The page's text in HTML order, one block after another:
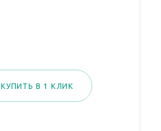
КУПИТЬ В 1 КЛИК